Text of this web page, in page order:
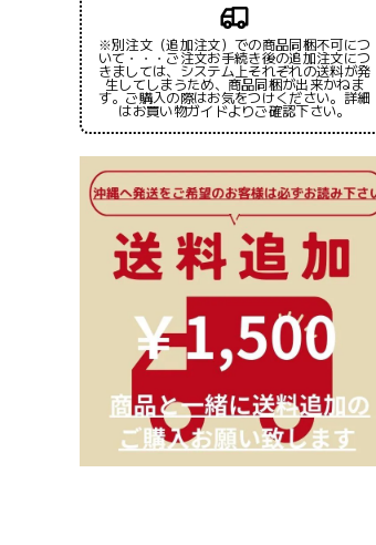
※別注文（追加注文）での商品同梱不可につ
いて・・・ご注文お手続き後の追加注文につ
きましては、システム上それぞれの送料が発
生してしまうため、商品同梱が出来かねま
す。ご購入の際はお気をつけください。詳細
はお買い物ガイドよりご確認下さい。